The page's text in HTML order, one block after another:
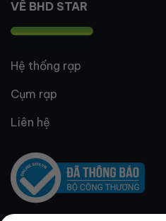
VỀ BHD STAR
Hệ thống rạp
Cụm rạp
Liên hệ